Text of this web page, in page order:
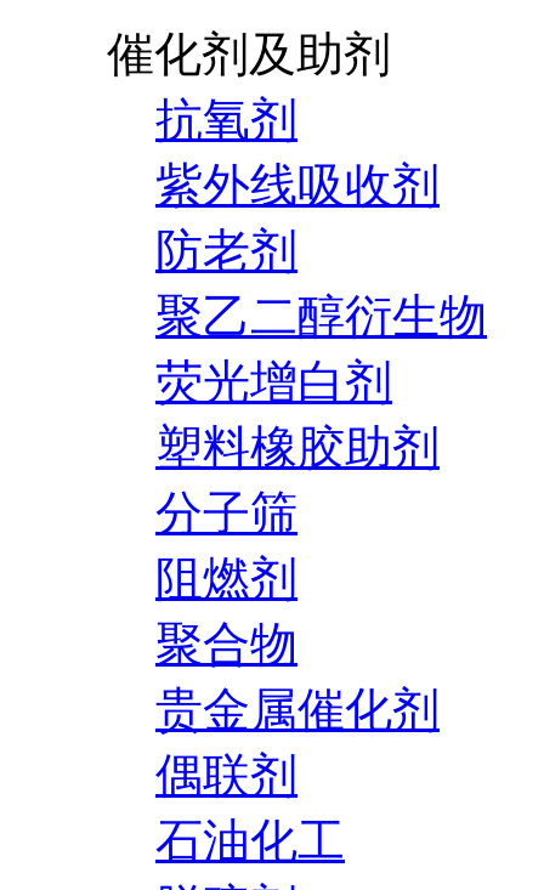
催化剂及助剂
抗氧剂
紫外线吸收剂
防老剂
聚乙二醇衍生物
荧光增白剂
塑料橡胶助剂
分子筛
阻燃剂
聚合物
贵金属催化剂
偶联剂
石油化工